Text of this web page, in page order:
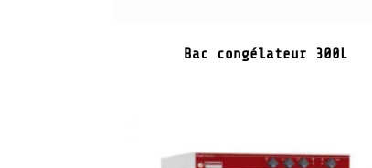
Bac congélateur 300L